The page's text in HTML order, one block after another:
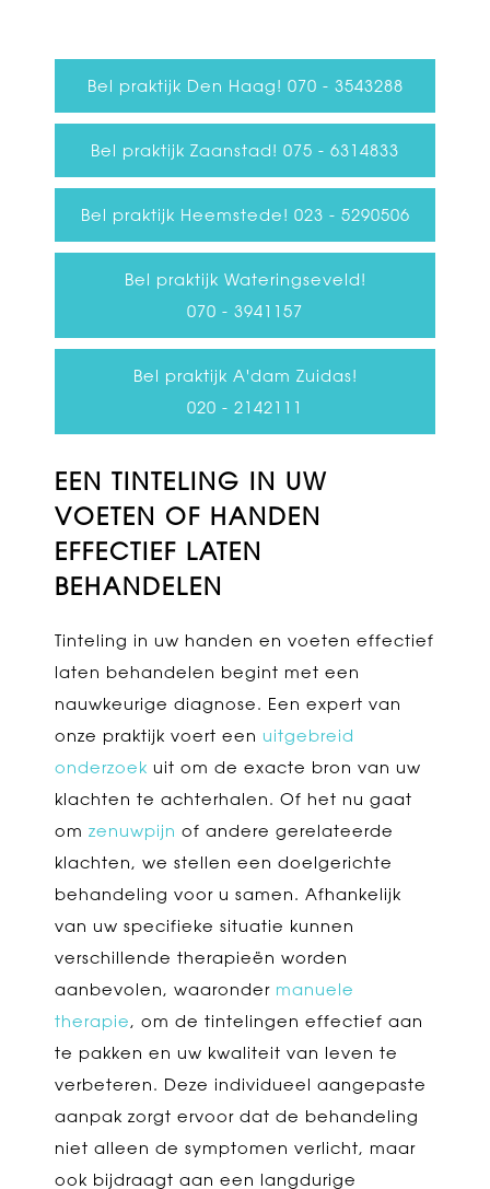
Bel praktijk Den Haag! 070 - 3543288
Bel praktijk Zaanstad! 075 - 6314833
Bel praktijk Heemstede! 023 - 5290506
Bel praktijk Wateringseveld!
070 - 3941157
Bel praktijk A'dam Zuidas!
020 - 2142111
EEN TINTELING IN UW
VOETEN OF HANDEN
EFFECTIEF LATEN
BEHANDELEN
Tinteling in uw handen en voeten effectief
laten behandelen begint met een
nauwkeurige diagnose. Een expert van
onze praktijk voert een uitgebreid
onderzoek uit om de exacte bron van uw
klachten te achterhalen. Of het nu gaat
om zenuwpijn of andere gerelateerde
klachten, we stellen een doelgerichte
behandeling voor u samen. Afhankelijk
van uw specifieke situatie kunnen
verschillende therapieën worden
aanbevolen, waaronder manuele
therapie, om de tintelingen effectief aan
te pakken en uw kwaliteit van leven te
verbeteren. Deze individueel aangepaste
aanpak zorgt ervoor dat de behandeling
niet alleen de symptomen verlicht, maar
ook bijdraagt aan een langdurige